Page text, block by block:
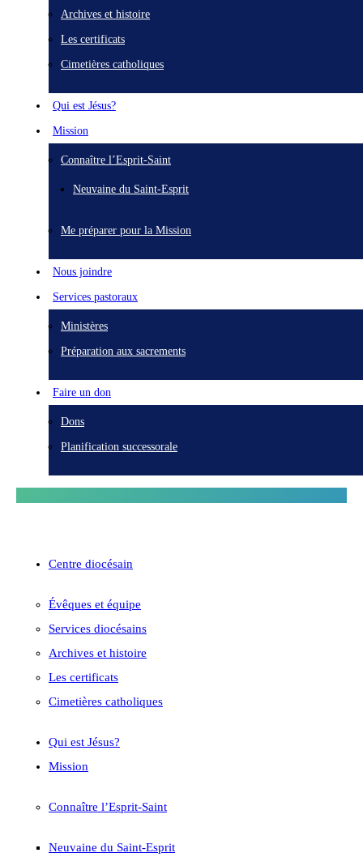
Archives et histoire
Les certificats
Cimetières catholiques
Qui est Jésus?
Mission
Connaître l’Esprit-Saint
Neuvaine du Saint-Esprit
Me préparer pour la Mission
Nous joindre
Services pastoraux
Ministères
Préparation aux sacrements
Faire un don
Dons
Planification successorale
Centre diocésain
Évêques et équipe
Services diocésains
Archives et histoire
Les certificats
Cimetières catholiques
Qui est Jésus?
Mission
Connaître l’Esprit-Saint
Neuvaine du Saint-Esprit